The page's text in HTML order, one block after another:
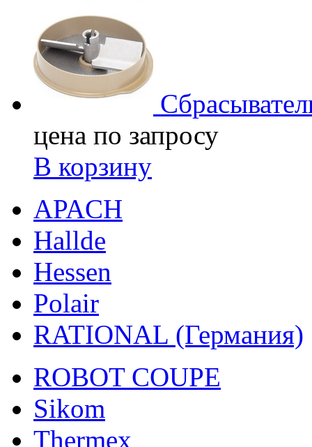
цена по запросу
В корзину
APACH
Hallde
Hessen
Polair
RATIONAL (Германия)
ROBOT COUPE
Sikom
Thermex